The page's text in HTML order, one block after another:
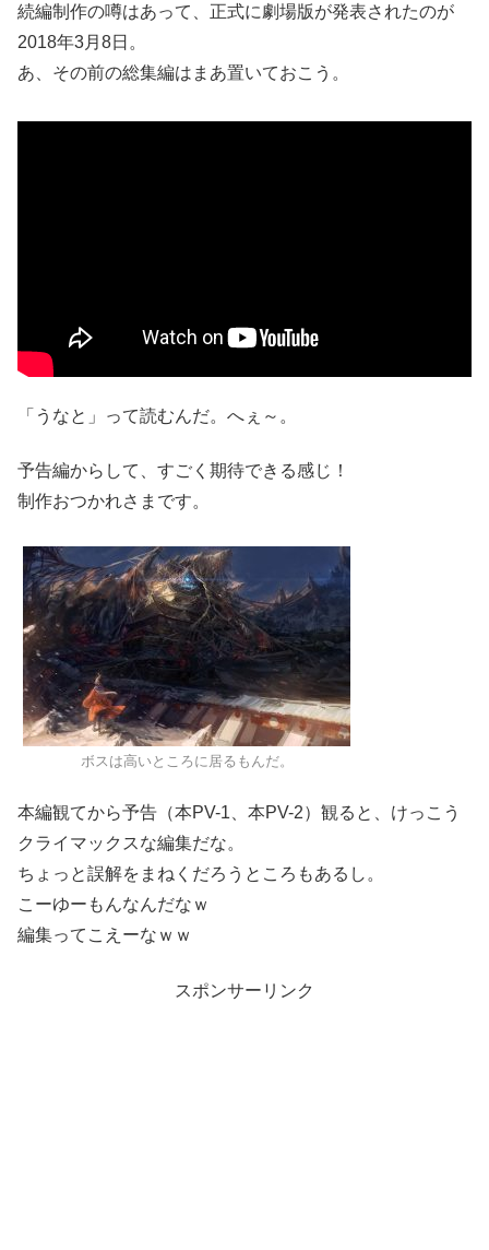
続編制作の噂はあって、正式に劇場版が発表されたのが
2018年3月8日。
あ、その前の総集編はまあ置いておこう。
「うなと」って読むんだ。へぇ～。
予告編からして、すごく期待できる感じ！
制作おつかれさまです。
ボスは高いところに居るもんだ。
本編観てから予告（本PV-1、本PV-2）観ると、けっこう
クライマックスな編集だな。
ちょっと誤解をまねくだろうところもあるし。
こーゆーもんなんだなｗ
編集ってこえーなｗｗ
スポンサーリンク